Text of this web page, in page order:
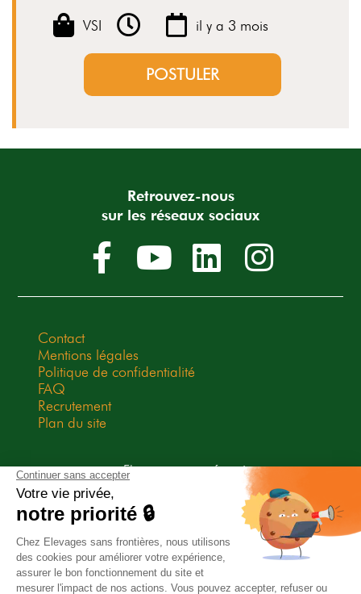
VSI il y a 3 mois
POSTULER
Retrouvez-nous
sur les réseaux sociaux
Contact
Mentions légales
Politique de confidentialité
FAQ
Recrutement
Plan du site
Elevages sans frontières est une
association Don en Confiance
depuis 2009. Don en Confiance est
un organisme indépendant qui
contrôle la bonne utilisation des
dons.
Association habilitée à recevoir des legs, donations et